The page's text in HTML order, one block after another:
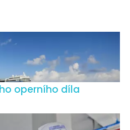
operního díla